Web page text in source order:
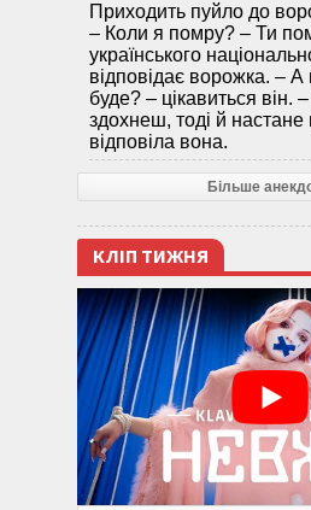
Приходить пуйло до
– Коли я помру? – Ти
українського
відповідає ворожка. –
буде? – цікавиться він.
здохнеш, тоді й
відповіла вона.
Більше
КЛІП ТИЖНЯ